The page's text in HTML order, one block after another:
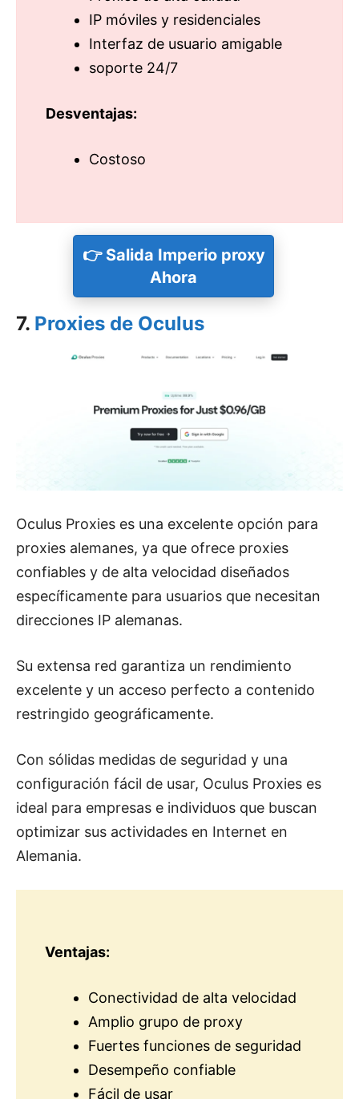
IP móviles y residenciales
Interfaz de usuario amigable
soporte 24/7
Desventajas:
Costoso
👉 Salida Imperio proxy
Ahora
7. Proxies de Oculus
Oculus Proxies es una excelente opción para
proxies alemanes, ya que ofrece proxies
confiables y de alta velocidad diseñados
específicamente para usuarios que necesitan
direcciones IP alemanas.
Su extensa red garantiza un rendimiento
excelente y un acceso perfecto a contenido
restringido geográficamente.
Con sólidas medidas de seguridad y una
configuración fácil de usar, Oculus Proxies es
ideal para empresas e individuos que buscan
optimizar sus actividades en Internet en
Alemania.
Ventajas:
Conectividad de alta velocidad
Amplio grupo de proxy
Fuertes funciones de seguridad
Desempeño confiable
Fácil de usar